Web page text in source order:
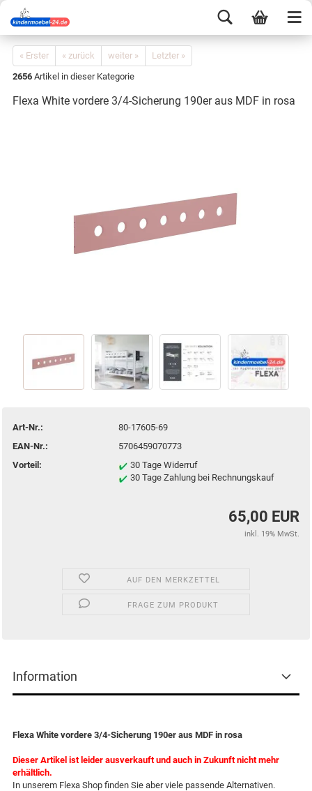
« Erster « zurück weiter »
Letzter »
2656 Artikel in dieser Kategorie
Flexa White vordere 3/4-Sicherung 190er aus MDF in rosa
Art-Nr.:
80-17605-69
EAN-Nr.:
5706459070773
Vorteil:
30 Tage Widerruf
30 Tage Zahlung bei Rechnungskauf
65,00 EUR
inkl. 19% MwSt.
AUF DEN MERKZETTEL
FRAGE ZUM PRODUKT
Information
Flexa White vordere 3/4-Sicherung 190er aus MDF in rosa
Dieser Artikel ist leider ausverkauft und auch in Zukunft nicht mehr
erhältlich.
In unserem Flexa Shop finden Sie aber viele passende Alternativen.